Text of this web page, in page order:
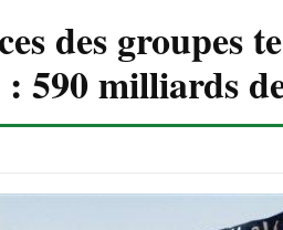
des groupes
590 milliards